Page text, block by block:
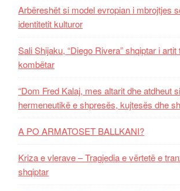
Arbëreshët si model evropian i mbrojtjes
identitetit kulturor
Sali Shijaku, “Diego Rivera” shqiptar i artit
kombëtar
“Dom Fred Kalaj, mes altarit dhe atdheut si
hermeneutikë e shpresës, kujtesës dhe
A PO ARMATOSET BALLKANI?
Kriza e vlerave – Tragjedia e vërtetë e
shqiptar